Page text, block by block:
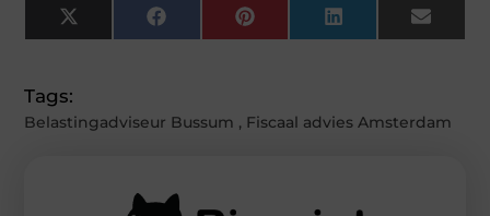
X
(Twitter)
FacebookPinterestLinkedInEmail
Tags:
Belastingadviseur Bussum , Fiscaal advies Amsterdam